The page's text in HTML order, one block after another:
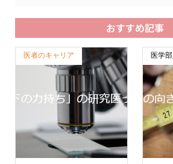
おすすめ記事
医者のキャリア 医学